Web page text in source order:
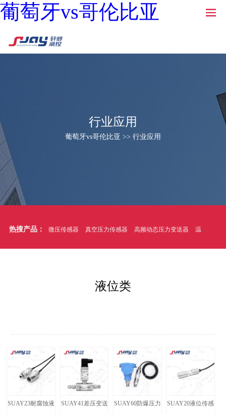
葡萄牙vs哥伦比亚
行业应用
葡萄牙vs哥伦比亚 >> 行业应用
热搜产品： 微压传感器 真空压力传感器 高频动态压力变送器 温压一体式压力传感器
液位类
SUAY23耐腐蚀液 SUAY41差压变送 SUAY60防爆压力 SUAY20液位传感